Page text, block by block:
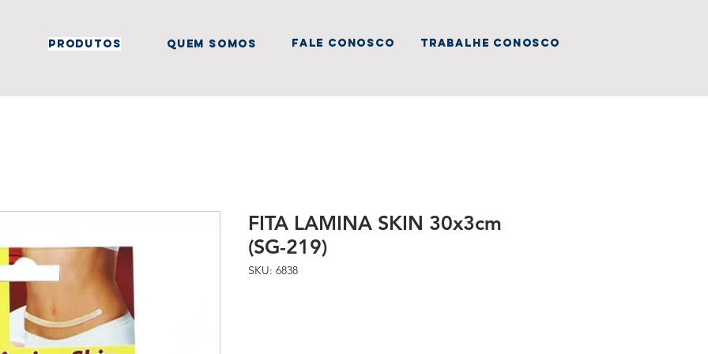
produtos quem somos fale conosco trabalhe conosco
FITA LAMINA SKIN 30x3cm
(SG-219)
SKU: 6838